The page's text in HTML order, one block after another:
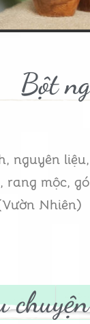
Bột
nguyên
rang mộc,
Nhiên)